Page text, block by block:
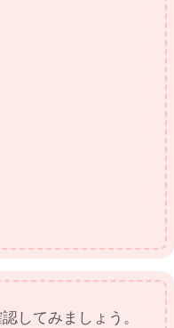
してみましょう。